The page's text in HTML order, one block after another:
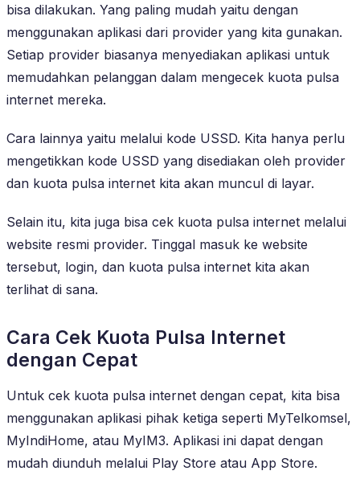
bisa dilakukan. Yang paling mudah yaitu dengan
menggunakan aplikasi dari provider yang kita gunakan.
Setiap provider biasanya menyediakan aplikasi untuk
memudahkan pelanggan dalam mengecek kuota pulsa
internet mereka.
Cara lainnya yaitu melalui kode USSD. Kita hanya perlu
mengetikkan kode USSD yang disediakan oleh provider
dan kuota pulsa internet kita akan muncul di layar.
Selain itu, kita juga bisa cek kuota pulsa internet melalui
website resmi provider. Tinggal masuk ke website
tersebut, login, dan kuota pulsa internet kita akan
terlihat di sana.
Cara Cek Kuota Pulsa Internet
dengan Cepat
Untuk cek kuota pulsa internet dengan cepat, kita bisa
menggunakan aplikasi pihak ketiga seperti MyTelkomsel,
MyIndiHome, atau MyIM3. Aplikasi ini dapat dengan
mudah diunduh melalui Play Store atau App Store.